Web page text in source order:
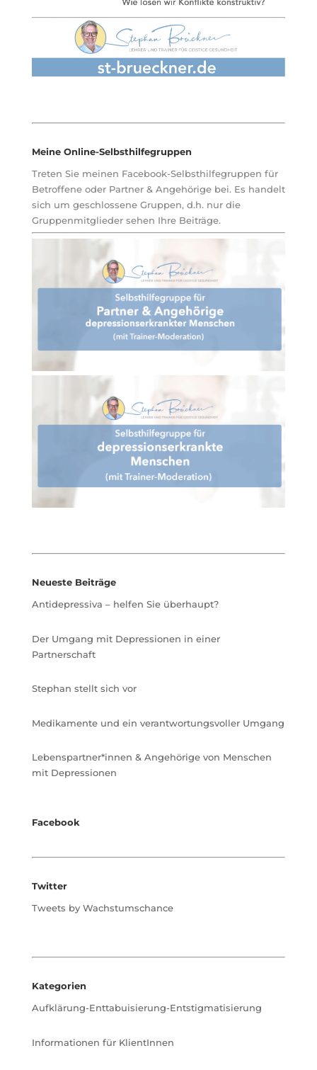
Meine Online-Selbsthilfegruppen
Treten Sie meinen Facebook-Selbsthilfegruppen für
Betroffene oder Partner & Angehörige bei. Es handelt
sich um geschlossene Gruppen, d.h. nur die
Gruppenmitglieder sehen Ihre Beiträge.
Neueste Beiträge
Antidepressiva – helfen Sie überhaupt?
Der Umgang mit Depressionen in einer
Partnerschaft
Stephan stellt sich vor
Medikamente und ein verantwortungsvoller Umgang
Lebenspartner*innen & Angehörige von Menschen
mit Depressionen
Facebook
Twitter
Tweets by Wachstumschance
Kategorien
Aufklärung-Enttabuisierung-Entstigmatisierung
Informationen für KlientInnen